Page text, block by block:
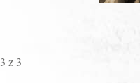
z 3